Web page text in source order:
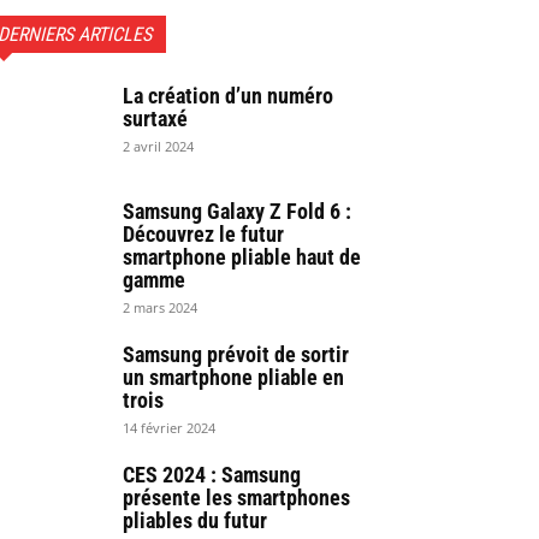
DERNIERS ARTICLES
La création d’un numéro
surtaxé
2 avril 2024
Samsung Galaxy Z Fold 6 :
Découvrez le futur
smartphone pliable haut de
gamme
2 mars 2024
Samsung prévoit de sortir
un smartphone pliable en
trois
14 février 2024
CES 2024 : Samsung
présente les smartphones
pliables du futur